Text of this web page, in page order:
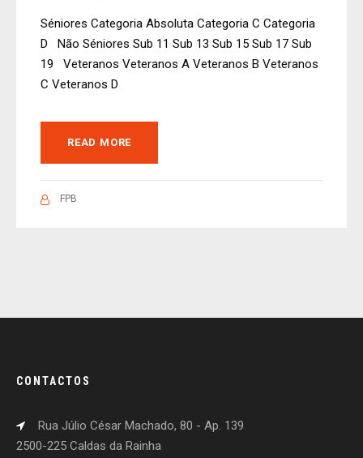
Séniores Categoria Absoluta Categoria C Categoria
D Não Séniores Sub 11 Sub 13 Sub 15 Sub 17 Sub
19 Veteranos Veteranos A Veteranos B Veteranos
C Veteranos D
READ MORE
FPB
CONTACTOS
Rua Júlio César Machado, 80 - Ap. 139
2500-225 Caldas da Rainha